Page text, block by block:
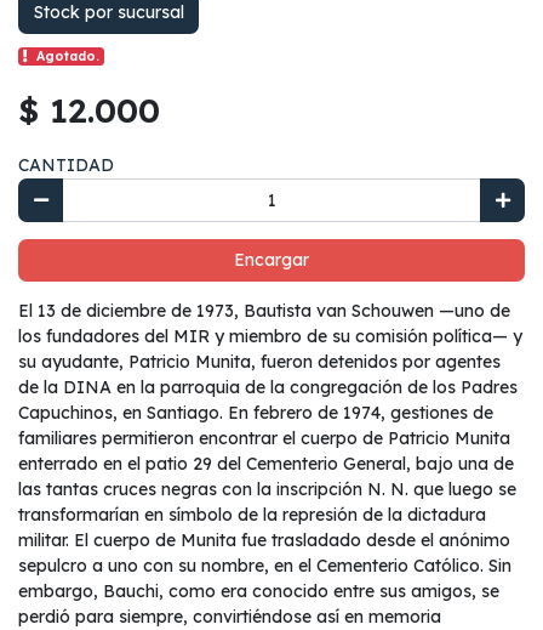
Stock por sucursal
Agotado.
$ 12.000
CANTIDAD
Encargar
El 13 de diciembre de 1973, Bautista van Schouwen —uno de
los fundadores del MIR y miembro de su comisión política— y
su ayudante, Patricio Munita, fueron detenidos por agentes
de la DINA en la parroquia de la congregación de los Padres
Capuchinos, en Santiago. En febrero de 1974, gestiones de
familiares permitieron encontrar el cuerpo de Patricio Munita
enterrado en el patio 29 del Cementerio General, bajo una de
las tantas cruces negras con la inscripción N. N. que luego se
transformarían en símbolo de la represión de la dictadura
militar. El cuerpo de Munita fue trasladado desde el anónimo
sepulcro a uno con su nombre, en el Cementerio Católico. Sin
embargo, Bauchi, como era conocido entre sus amigos, se
perdió para siempre, convirtiéndose así en memoria